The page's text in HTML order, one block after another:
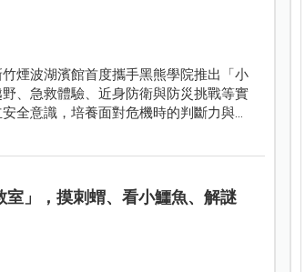
煙波湖濱館首度攜手黑熊學院推出「小
、急救體驗、近身防衛與防災挑戰等實
全意識，培養面對危機時的判斷力與應
」，摸刺蝟、看小鱷魚、解謎